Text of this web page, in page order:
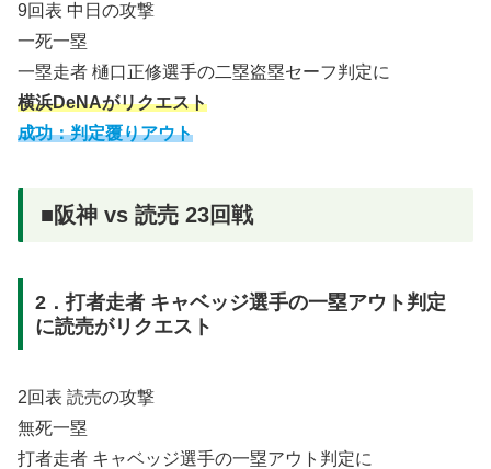
9回表 中日の攻撃
一死一塁
一塁走者 樋口正修選手の二塁盗塁セーフ判定に
横浜DeNAがリクエスト
成功：判定覆りアウト
■阪神 vs 読売 23回戦
2．打者走者 キャベッジ選手の一塁アウト判定
に読売がリクエスト
2回表 読売の攻撃
無死一塁
打者走者 キャベッジ選手の一塁アウト判定に